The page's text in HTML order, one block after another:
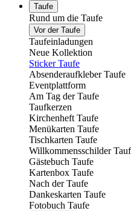
Taufe
Rund um die Taufe
Vor der Taufe
Taufeinladungen
Neue Kollektion
Sticker Taufe
Absenderaufkleber Taufe
Eventplattform
Am Tag der Taufe
Taufkerzen
Kirchenheft Taufe
Menükarten Taufe
Tischkarten Taufe
Willkommensschilder
Gästebuch Taufe
Kartenbox Taufe
Nach der Taufe
Dankeskarten Taufe
Fotobuch Taufe